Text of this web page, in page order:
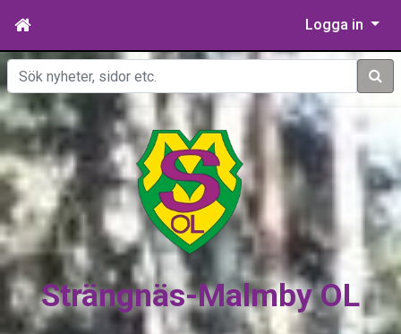
Logga in
Sök
Strängnäs-Malmby OL